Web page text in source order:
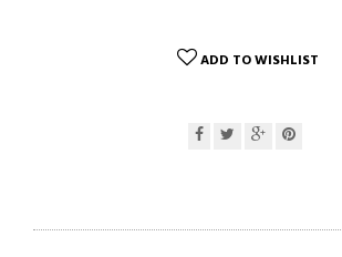
ADD TO WISHLIST